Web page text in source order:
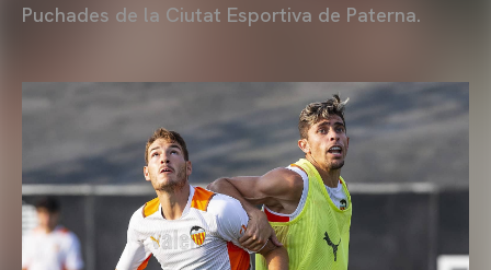
Puchades de la Ciutat Esportiva de Paterna.